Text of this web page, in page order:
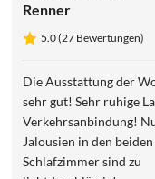
Renner
5.0 (27 Bewertungen)
Die Ausstattung der
sehr gut! Sehr ruhige
Verkehrsanbindung!
Jalousien in den beiden
Schlafzimmer sind zu